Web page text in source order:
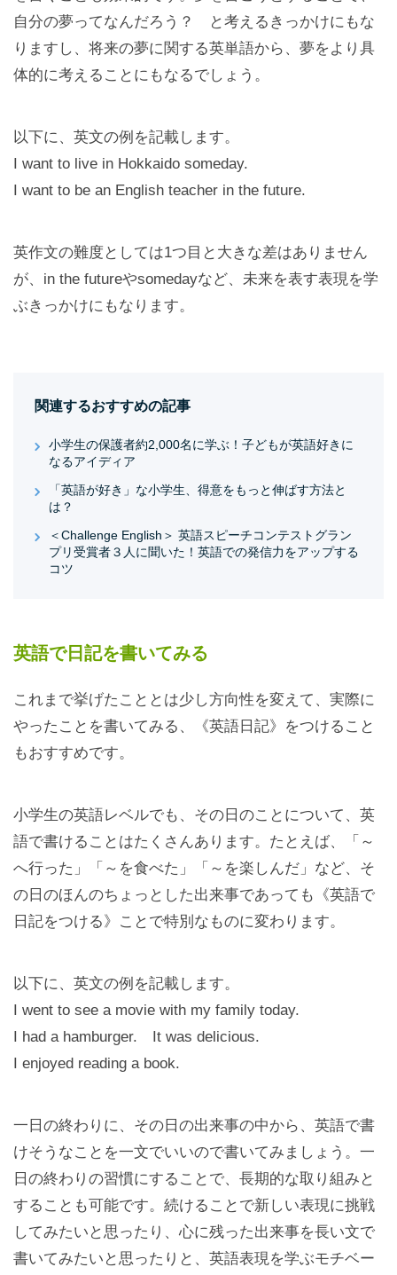
自分の夢ってなんだろう？ と考えるきっかけにもな
りますし、将来の夢に関する英単語から、夢をより具
体的に考えることにもなるでしょう。
以下に、英文の例を記載します。
I want to live in Hokkaido someday.
I want to be an English teacher in the future.
英作文の難度としては1つ目と大きな差はありません
が、in the futureやsomedayなど、未来を表す表現を学
ぶきっかけにもなります。
関連するおすすめの記事
小学生の保護者約2,000名に学ぶ！子どもが英語好きに
なるアイディア
「英語が好き」な小学生、得意をもっと伸ばす方法と
は？
＜Challenge English＞ 英語スピーチコンテストグラン
プリ受賞者３人に聞いた！英語での発信力をアップする
コツ
英語で日記を書いてみる
これまで挙げたこととは少し方向性を変えて、実際に
やったことを書いてみる、《英語日記》をつけること
もおすすめです。
小学生の英語レベルでも、その日のことについて、英
語で書けることはたくさんあります。たとえば、「～
へ行った」「～を食べた」「～を楽しんだ」など、そ
の日のほんのちょっとした出来事であっても《英語で
日記をつける》ことで特別なものに変わります。
以下に、英文の例を記載します。
I went to see a movie with my family today.
I had a hamburger. It was delicious.
I enjoyed reading a book.
一日の終わりに、その日の出来事の中から、英語で書
けそうなことを一文でいいので書いてみましょう。一
日の終わりの習慣にすることで、長期的な取り組みと
することも可能です。続けることで新しい表現に挑戦
してみたいと思ったり、心に残った出来事を長い文で
書いてみたいと思ったりと、英語表現を学ぶモチベー